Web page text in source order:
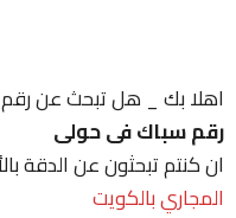
اهلا بك _ هل تبحث عن
رقم سباك فى حولى
ان كنتم تبحثون عن الدقة
المجاري بالكويت